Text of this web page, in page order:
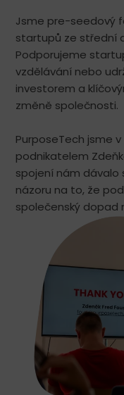
Jsme pre-seedový
startupů ze střední
Podporujeme
vzdělávání nebo
investorem a
změně společnosti.
PurposeTech jsme
podnikatelem
spojení nám dávalo
názoru na to, že
společenský dopad